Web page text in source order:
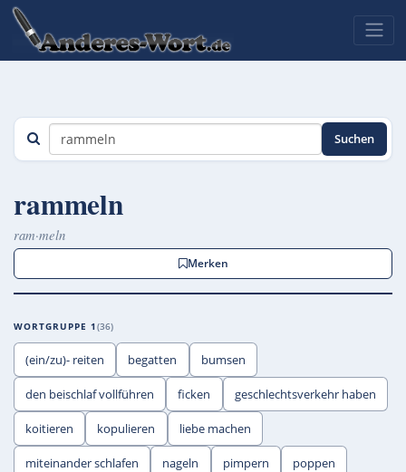
Suchen
rammeln
ram·meln
Merken
WORTGRUPPE 1 36
(ein/zu)- reiten begatten bumsen
den beischlaf vollführen ficken geschlechtsverkehr haben
koitieren kopulieren liebe machen
miteinander schlafen nageln pimpern poppen